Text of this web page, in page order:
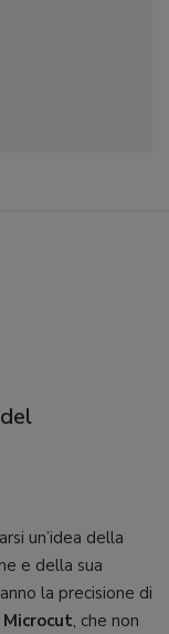
un’idea della
e della sua
la precisione di
Microcut, che non